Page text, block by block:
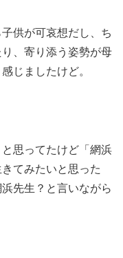
供が可哀想だし、ち
、寄り添う姿勢が母
じましたけど。
思ってたけど「網浜
てみたいと思った
先生？と言いながら